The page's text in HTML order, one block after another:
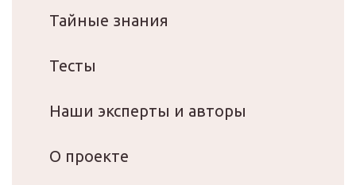
Тайные знания
Тесты
Наши эксперты и авторы
О проекте